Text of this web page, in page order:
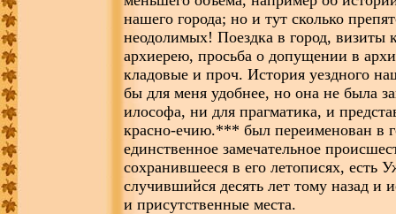
нашего города; но и тут сколько
неодолимых! Поездка в город, визиты
архиерею, просьба о допущении в
кладовые и проч. История уездного
бы для меня удобнее, но она не была
илософа, ни для прагматика, и
красно-ечию.*** был переименован в
единственное замечательное
сохранившееся в его летописях, есть
случившийся десять лет тому назад и
и присутственные места.